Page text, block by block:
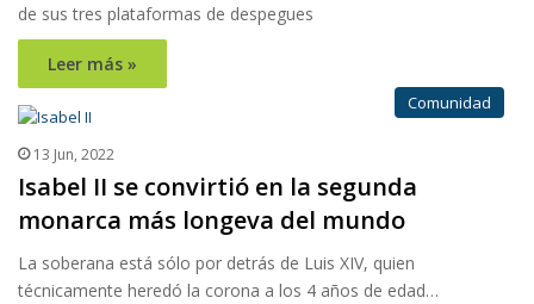
de sus tres plataformas de despegues
Leer más »
Comunidad
13 Jun, 2022
Isabel II se convirtió en la segunda
monarca más longeva del mundo
La soberana está sólo por detrás de Luis XIV, quien
técnicamente heredó la corona a los 4 años de edad…